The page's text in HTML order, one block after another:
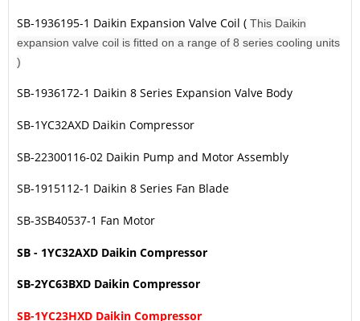
SB-1936195-1 Daikin Expansion Valve Coil ( This Daikin
expansion valve coil is fitted on a range of 8 series cooling units
)
SB-1936172-1 Daikin 8 Series Expansion Valve Body
SB-1YC32AXD Daikin Compressor
SB-22300116-02 Daikin Pump and Motor Assembly
SB-1915112-1 Daikin 8 Series Fan Blade
SB-3SB40537-1 Fan Motor
SB - 1YC32AXD Daikin Compressor
SB-2YC63BXD Daikin Compressor
SB-1YC23HXD Daikin Compressor